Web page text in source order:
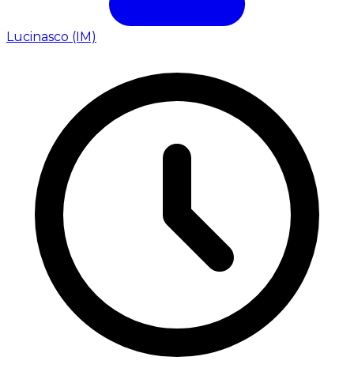
Lucinasco (IM)